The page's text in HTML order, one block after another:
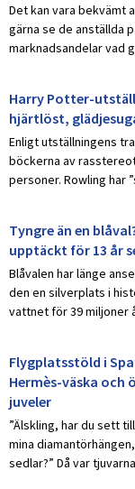
Det kan vara bekvämt
gärna se de anställda
marknadsandelar vad
Harry Potter-
hjärtlöst,
Enligt utställningens
böckerna av
personer. Rowling har
Tyngre än en
upptäckt för 13 år
Blåvalen har länge
den en silverplats i
vattnet för 39 miljoner
Flygplatsstöld i
Hermès-väska och
juveler
”Älskling, har du sett
mina
sedlar?” Då var